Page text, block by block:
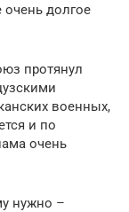
долгое
протянул
военных,
и по
очень
нужно –